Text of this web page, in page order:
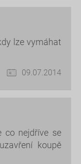
lze vymáhat
09.07.2014
co nejdříve se
koupě